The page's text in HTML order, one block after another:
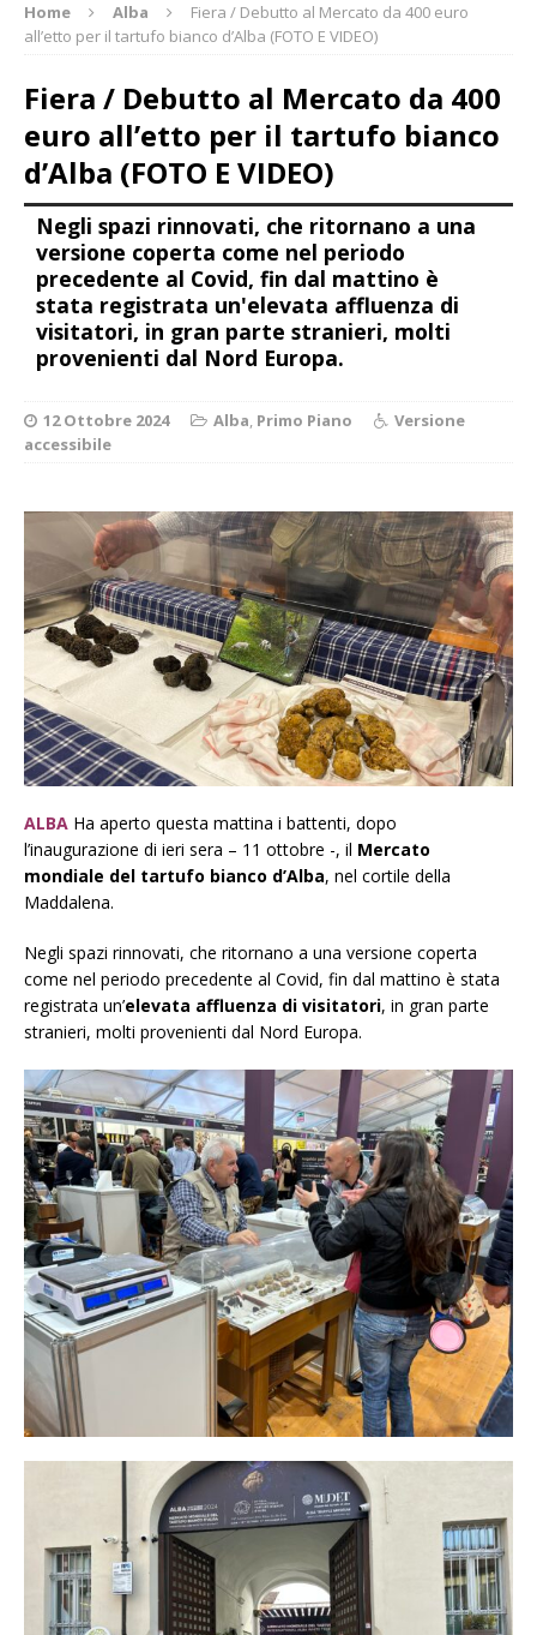
Home Alba
Fiera / Debutto al Mercato da 400 euro
all’etto per il tartufo bianco d’Alba (FOTO E VIDEO)
Fiera / Debutto al Mercato da 400
euro all’etto per il tartufo bianco
d’Alba (FOTO E VIDEO)
Negli spazi rinnovati, che ritornano a una
versione coperta come nel periodo
precedente al Covid, fin dal mattino è
stata registrata un'elevata affluenza di
visitatori, in gran parte stranieri, molti
provenienti dal Nord Europa.
12 Ottobre 2024 Alba, Primo Piano
Versione
accessibile
ALBA Ha aperto questa mattina i battenti, dopo
l’inaugurazione di ieri sera – 11 ottobre -, il Mercato
mondiale del tartufo bianco d’Alba, nel cortile della
Maddalena.
Negli spazi rinnovati, che ritornano a una versione coperta
come nel periodo precedente al Covid, fin dal mattino è stata
registrata un’elevata affluenza di visitatori, in gran parte
stranieri, molti provenienti dal Nord Europa.